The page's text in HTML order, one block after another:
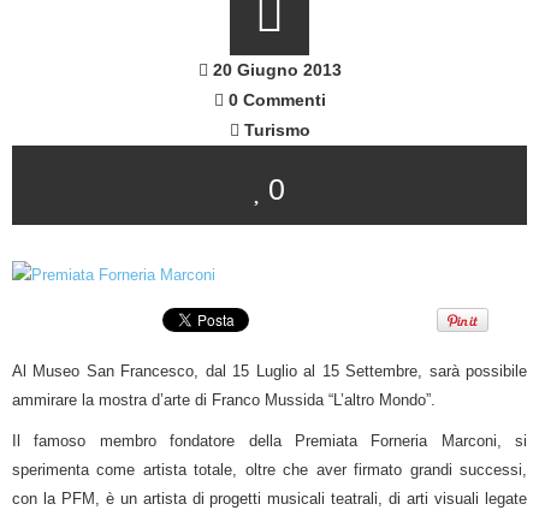
20 Giugno 2013
0 Commenti
Turismo
0
Al Museo San Francesco, dal 15 Luglio al 15 Settembre, sarà possibile
ammirare la mostra d’arte di Franco Mussida “L’altro Mondo”.
Il famoso membro fondatore della Premiata Forneria Marconi, si
sperimenta come artista totale, oltre che aver firmato grandi successi,
con la PFM, è un artista di progetti musicali teatrali, di arti visuali legate